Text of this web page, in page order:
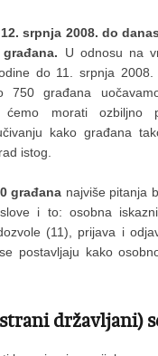
srpnja 2008. do danas
građana. U odnosu na
do 11. srpnja
750 građana
morati ozbiljno
kako građana
istog.
građana najviše pitanja
i to: osobna
(11), prijava i
postavljaju kako
državljani)